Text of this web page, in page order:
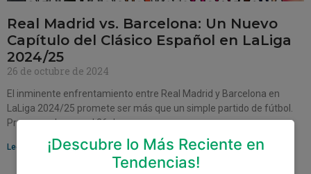
Real Madrid vs. Barcelona: Un Nuevo
Capítulo del Clásico Español en LaLiga
2024/25
26 de octubre de 2024
El inminente enfrentamiento entre Real Madrid y Barcelona en
LaLiga 2024/25 promete ser más que un simple partido de fútbol.
Programado para el 26 de
Leer más »¡Descubre lo Más Reciente en
Tendencias!